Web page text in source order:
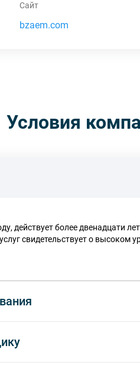
Сайт
bzaem.com
Условия
действует более двенадцати
свидетельствует о высоком